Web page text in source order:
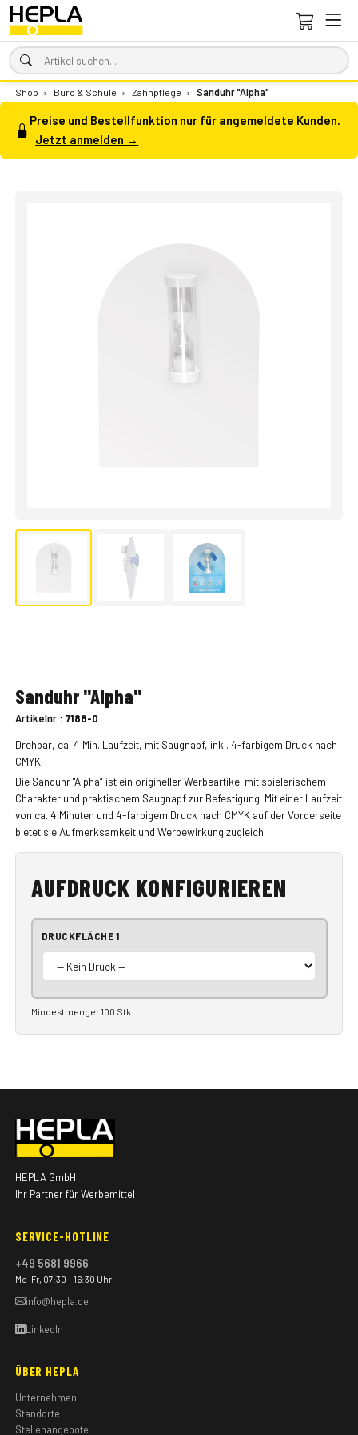
Shop › Büro & Schule › Zahnpflege › Sanduhr "Alpha"
Preise und Bestellfunktion nur für angemeldete Kunden.
Jetzt anmelden →
Sanduhr "Alpha"
Artikelnr.: 7188-0
Drehbar, ca. 4 Min. Laufzeit, mit Saugnapf, inkl. 4-farbigem Druck nach
CMYK
Die Sanduhr "Alpha“ ist ein origineller Werbeartikel mit spielerischem
Charakter und praktischem Saugnapf zur Befestigung. Mit einer Laufzeit
von ca. 4 Minuten und 4-farbigem Druck nach CMYK auf der Vorderseite
bietet sie Aufmerksamkeit und Werbewirkung zugleich.
AUFDRUCK KONFIGURIEREN
DRUCKFLÄCHE 1
Mindestmenge: 100 Stk.
HEPLA GmbH
Ihr Partner für Werbemittel
SERVICE-HOTLINE
+49 5681 9966
Mo–Fr, 07:30 – 16:30 Uhr
info@hepla.de
LinkedIn
ÜBER HEPLA
Unternehmen
Standorte
Stellenangebote